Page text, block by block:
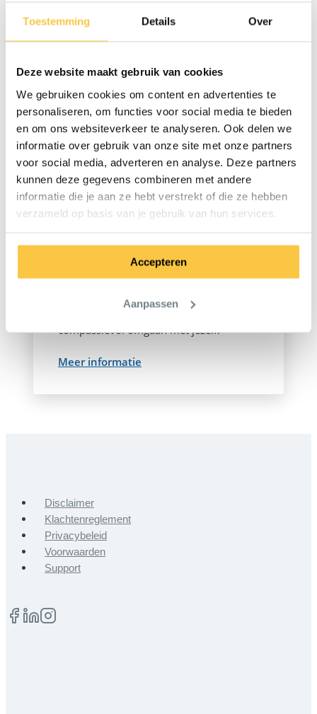
Toestemming Details Over
Deze website maakt gebruik van cookies
We gebruiken cookies om content en advertenties te
personaliseren, om functies voor social media te bieden
en om ons websiteverkeer te analyseren. Ook delen we
informatie over gebruik van onze site met onze partners
voor social media, adverteren en analyse. Deze partners
kunnen deze gegevens combineren met andere
informatie die je aan ze hebt verstrekt of die ze hebben
verzameld op basis van je gebruik van hun services.
Accepteren
Aanpassen
van zelfcompassie bij cliënten. Voor Hupper
ontwikkelde ze een videocollege waarin je leert
Colleges door Elke
Smeets
Zelfcompassie en
zelfvertrouwen
aan de ontwikkeling van zelfcompassie je
kan brengen bij een gezond
zelfvertrouwen. Op basis van
voorbeelden en oefeningen groeien naar
compassievol omgaan met jezelf.
Meer informatie
Disclaimer
Klachtenreglement
Privacybeleid
Voorwaarden
Support